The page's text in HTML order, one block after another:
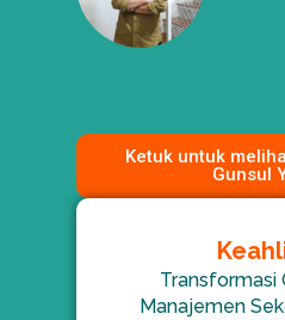
r
a
m
Ketuk untuk
Gunsul
Transformasi
Manajemen